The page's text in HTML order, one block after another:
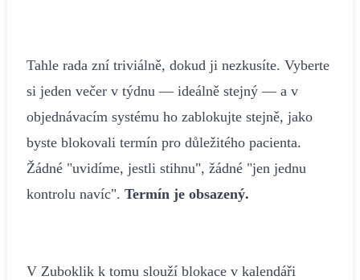
Tahle rada zní triviálně, dokud ji nezkusíte. Vyberte
si jeden večer v týdnu — ideálně stejný — a v
objednávacím systému ho zablokujte stejně, jako
byste blokovali termín pro důležitého pacienta.
Žádné "uvidíme, jestli stihnu", žádné "jen jednu
kontrolu navíc". Termín je obsazený.
V Zuboklik k tomu slouží blokace v kalendáři